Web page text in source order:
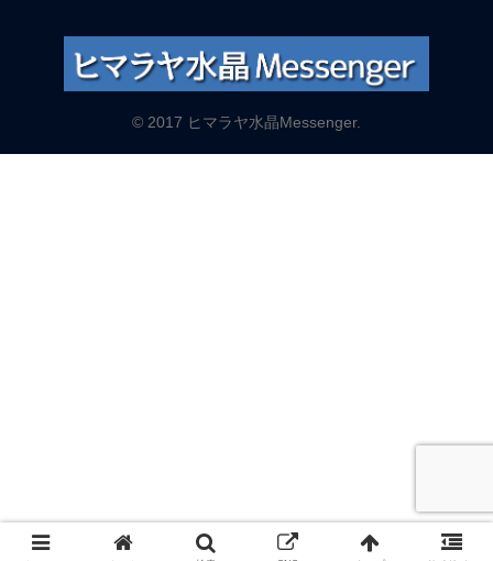
© 2017 ヒマラヤ水晶Messenger.